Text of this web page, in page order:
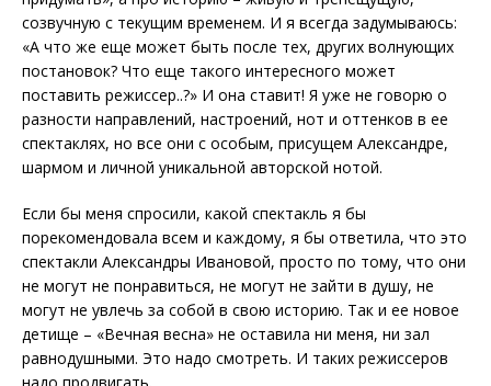
созвучную с текущим временем. И я всегда задумываюсь:
«А что же еще может быть после тех, других волнующих
постановок? Что еще такого интересного может
поставить режиссер..?» И она ставит! Я уже не говорю о
разности направлений, настроений, нот и оттенков в ее
спектаклях, но все они с особым, присущем Александре,
шармом и личной уникальной авторской нотой.
Если бы меня спросили, какой спектакль я бы
порекомендовала всем и каждому, я бы ответила, что это
спектакли Александры Ивановой, просто по тому, что они
не могут не понравиться, не могут не зайти в душу, не
могут не увлечь за собой в свою историю. Так и ее новое
детище – «Вечная весна» не оставила ни меня, ни зал
равнодушными. Это надо смотреть. И таких режиссеров